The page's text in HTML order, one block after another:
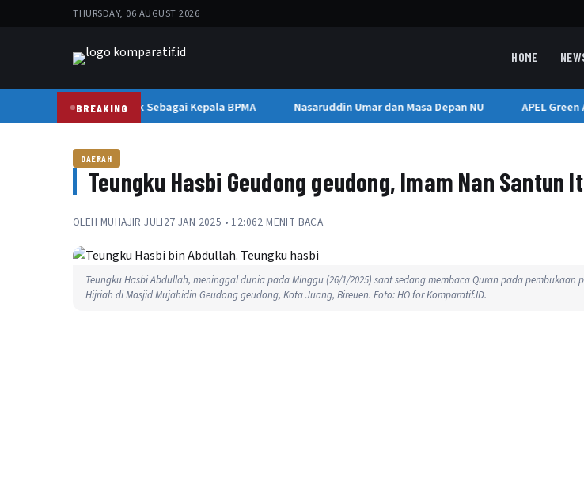
THURSDAY, 06 AUGUST 2026
HOME
BREAKING
Mawardi Nur Dilantik Sebagai Kepala BPMA Nasaruddin Umar dan Masa Depan NU APEL
DAERAH
Teungku Hasbi Geudong geudong, Imam Nan Santun
OLEH MUHAJIR JULI27 JAN 2025 • 12:062 MENIT BACA
Teungku Hasbi Abdullah, meninggal dunia pada Minggu (26/1/2025) saat sedang membaca Quran pada pembukaan
Hijriah di Masjid Mujahidin Geudong geudong, Kota Juang, Bireuen. Foto: HO for Komparatif.ID.